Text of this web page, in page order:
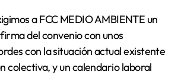
a FCC MEDIO AMBIENTE un
del convenio con unos
con la situación actual existente
colectiva, y un calendario laboral